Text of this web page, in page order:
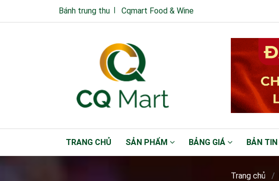
Bánh trung thu Cqmart Food & Wine
TRANG CHỦ SẢN PHẨM BẢNG GIÁ BẢN TIN
Trang chủ